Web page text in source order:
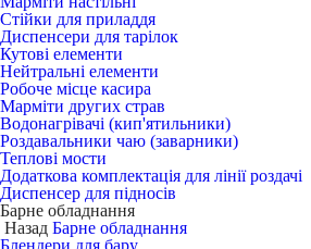
Стійки для приладдя
Диспенсери для тарілок
Кутові елементи
Нейтральні елементи
Робоче місце касира
Марміти других страв
Водонагрівачі (кип'ятильники)
Роздавальники чаю (заварники)
Теплові мости
Додаткова комплектація для лінії роздачі
Диспенсер для підносів
Барне обладнання
Назад Барне обладнання
Блендери для бару